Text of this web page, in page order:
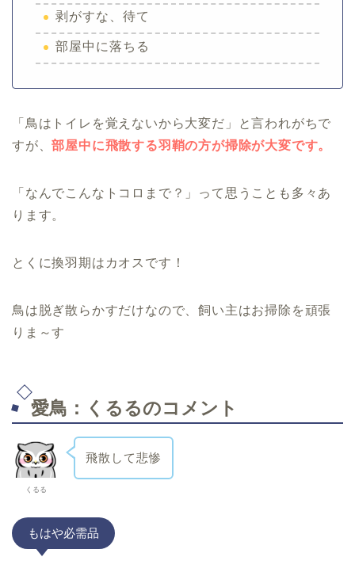
剥がすな、待て
部屋中に落ちる
「鳥はトイレを覚えないから大変だ」と言われがちで
すが、部屋中に飛散する羽鞘の方が掃除が大変です。
「なんでこんなトコロまで？」って思うことも多々あ
ります。
とくに換羽期はカオスです！
鳥は脱ぎ散らかすだけなので、飼い主はお掃除を頑張
りま～す
愛鳥：くるるのコメント
くるる
飛散して悲惨
もはや必需品